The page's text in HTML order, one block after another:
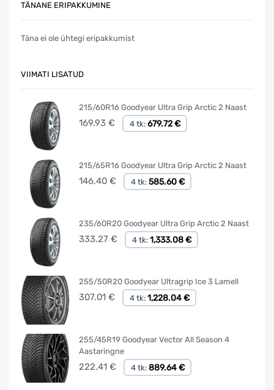
TÄNANE ERIPAKKUMINE
Täna ei ole ühtegi eripakkumist
VIIMATI LISATUD
215/60R16 Goodyear Ultra Grip Arctic 2 Naast
169.93 € 4 tk: 679.72 €
215/65R16 Goodyear Ultra Grip Arctic 2 Naast
146.40 € 4 tk: 585.60 €
235/60R20 Goodyear Ultra Grip Arctic 2 Naast
333.27 € 4 tk: 1,333.08 €
255/50R20 Goodyear Ultragrip Ice 3 Lamell
307.01 € 4 tk: 1,228.04 €
255/45R19 Goodyear Vector All Season 4
Aastaringne
222.41 € 4 tk: 889.64 €